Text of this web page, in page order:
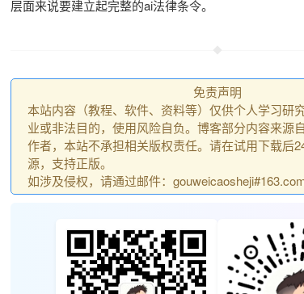
层面来说要建立起完整的ai法律条令。
免责声明
本站内容（教程、软件、资料等）仅供个人学习研
业或非法目的，使用风险自负。博客部分内容来源
作者，本站不承担相关版权责任。请在试用下载后
源，支持正版。
如涉及侵权，请通过邮件：